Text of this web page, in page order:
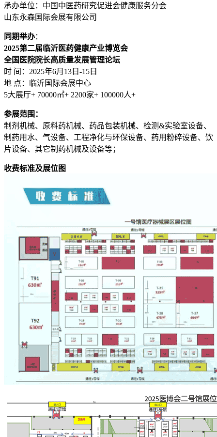
承办单位：中国中医药研究促进会健康服务分会
山东永森国际会展有限公司
同期举办：
2025第二届临沂医药健康产业博览会
全国医院院长高质量发展管理论坛
时 间：2025年6月13日-15日
地 点：临沂国际会展中心
5大展厅+ 70000㎡+ 2200家+ 100000人+
参展范围：
制剂机械、原料药机械、药品包装机械、检测&实验室设备、
制药用水、气设备、工程净化与环保设备、药用粉碎设备、饮
片设备、其它制药机械及设备等；
收费标准及展位图